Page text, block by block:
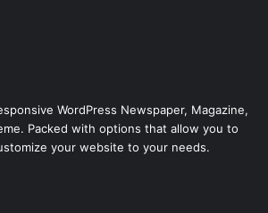
WordPress Newspaper, Magazine,
Packed with options that allow you to
your website to your needs.